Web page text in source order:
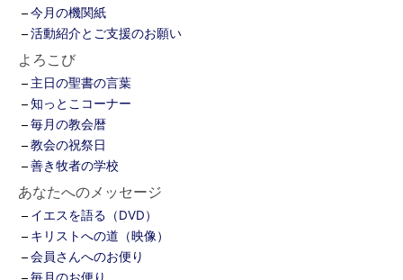
今月の機関紙
活動紹介とご支援のお願い
よろこび
主日の聖書の言葉
知っとこコーナー
毎月の教会暦
教会の祝祭日
善き牧者の学校
あなたへのメッセージ
イエスを語る（DVD）
キリストへの道（映像）
会員さんへのお便り